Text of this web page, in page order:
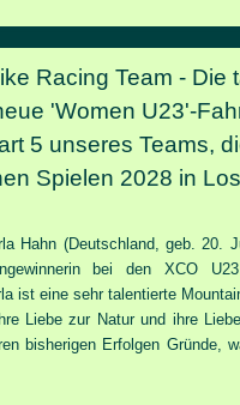
Racing Team - Die
'Women U23'-
5 unseres Teams,
Spielen 2028 in
Hahn (Deutschland, geb. 20.
bei den XCO
ist eine sehr talentierte
Liebe zur Natur und ihre
bisherigen Erfolgen Gründe,